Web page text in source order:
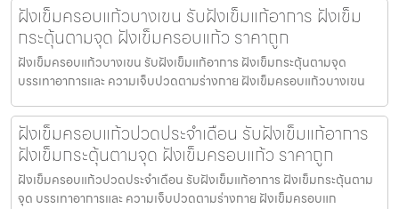
ฝังเข็มครอบแก้วบางเขน รับฝังเข็มแก้อาการ ฝังเข็ม
กระตุ้นตามจุด ฝังเข็มครอบแก้ว ราคาถูก
ฝังเข็มครอบแก้วบางเขน รับฝังเข็มแก้อาการ ฝังเข็มกระตุ้นตามจุด
บรรเทาอาการและ ความเจ็บปวดตามร่างกาย ฝังเข็มครอบแก้วบางเขน
ฝังเข็มครอบแก้วปวดประจําเดือน รับฝังเข็มแก้อาการ
ฝังเข็มกระตุ้นตามจุด ฝังเข็มครอบแก้ว ราคาถูก
ฝังเข็มครอบแก้วปวดประจําเดือน รับฝังเข็มแก้อาการ ฝังเข็มกระตุ้นตาม
จุด บรรเทาอาการและ ความเจ็บปวดตามร่างกาย ฝังเข็มครอบแก